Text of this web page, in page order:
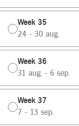
Week 35
24 - 30 aug.
Week 36
31 aug. - 6 sep.
Week 37
7 - 13 sep.